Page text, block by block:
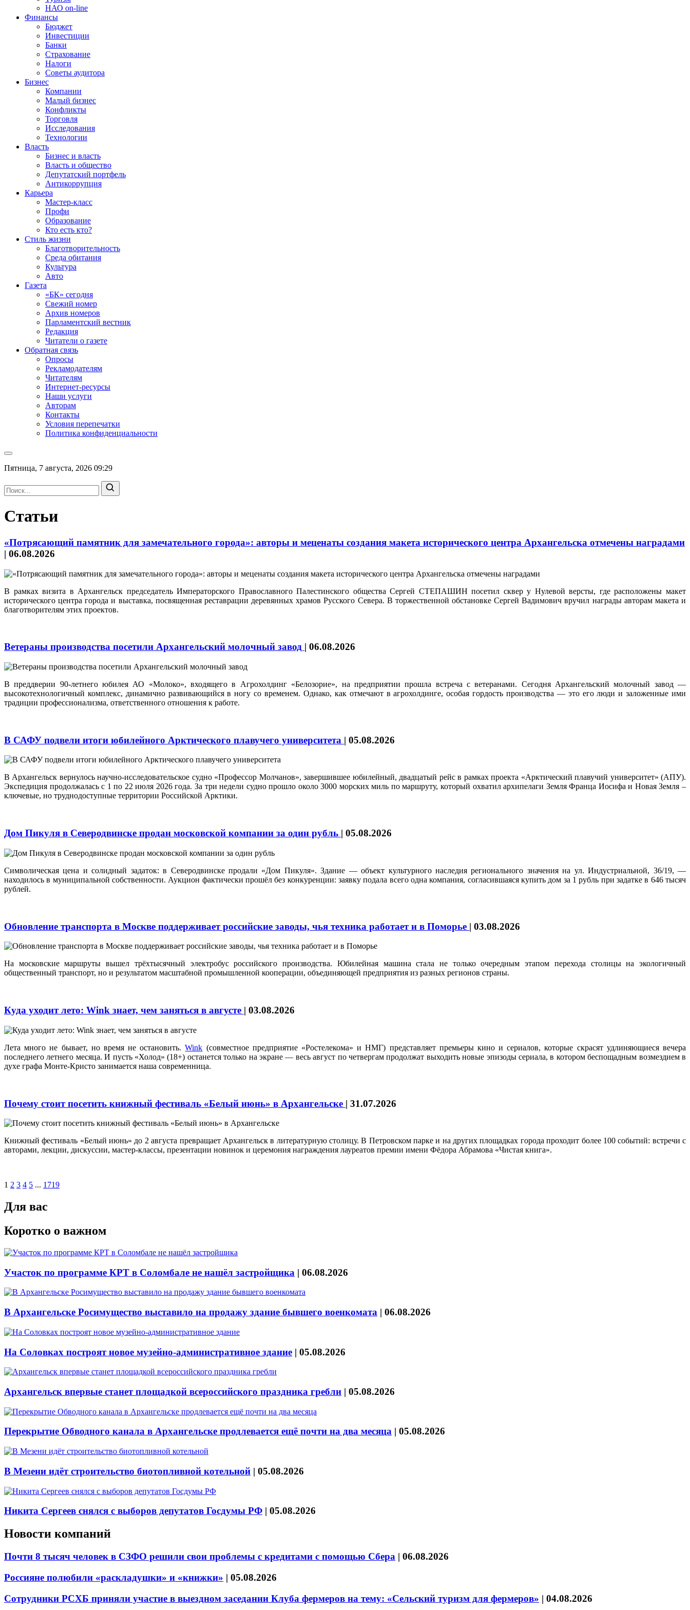
НАО on-line
Финансы
Бюджет
Инвестиции
Банки
Страхование
Налоги
Советы аудитора
Бизнес
Компании
Малый бизнес
Конфликты
Торговля
Исследования
Технологии
Власть
Бизнес и власть
Власть и общество
Депутатский портфель
Антикоррупция
Карьера
Мастер-класс
Профи
Образование
Кто есть кто?
Стиль жизни
Благотворительность
Среда обитания
Культура
Авто
Газета
«БК» сегодня
Свежий номер
Архив номеров
Парламентский вестник
Редакция
Читатели о газете
Обратная связь
Опросы
Рекламодателям
Читателям
Интернет-ресурсы
Наши услуги
Авторам
Контакты
Условия перепечатки
Политика конфиденциальности
Пятница, 7 августа, 2026 09:29
Статьи
«Потрясающий памятник для замечательного города»: авторы и меценаты создания макета исторического центра Архангельска отмечены наградами
| 06.08.2026
В рамках визита в Архангельск председатель Императорского Православного Палестинского общества Сергей СТЕПАШИН посетил сквер у Нулевой версты, где расположены макет
исторического центра города и выставка, посвященная реставрации деревянных храмов Русского Севера. В торжественной обстановке Сергей Вадимович вручил награды авторам макета и
благотворителям этих проектов.
Ветераны производства посетили Архангельский молочный завод | 06.08.2026
В преддверии 90-летнего юбилея АО «Молоко», входящего в Агрохолдинг «Белозорие», на предприятии прошла встреча с ветеранами. Сегодня Архангельский молочный завод —
высокотехнологичный комплекс, динамично развивающийся в ногу со временем. Однако, как отмечают в агрохолдинге, особая гордость производства — это его люди и заложенные ими
традиции профессионализма, ответственного отношения к работе.
В САФУ подвели итоги юбилейного Арктического плавучего университета | 05.08.2026
В Архангельск вернулось научно-исследовательское судно «Профессор Молчанов», завершившее юбилейный, двадцатый рейс в рамках проекта «Арктический плавучий университет» (АПУ).
Экспедиция продолжалась с 1 по 22 июля 2026 года. За три недели судно прошло около 3000 морских миль по маршруту, который охватил архипелаги Земля Франца Иосифа и Новая Земля –
ключевые, но труднодоступные территории Российской Арктики.
Дом Пикуля в Северодвинске продан московской компании за один рубль | 05.08.2026
Символическая цена и солидный задаток: в Северодвинске продали «Дом Пикуля». Здание — объект культурного наследия регионального значения на ул. Индустриальной, 36/19, —
находилось в муниципальной собственности. Аукцион фактически прошёл без конкуренции: заявку подала всего одна компания, согласившаяся купить дом за 1 рубль при задатке в 646 тысяч
рублей.
Обновление транспорта в Москве поддерживает российские заводы, чья техника работает и в Поморье | 03.08.2026
На московские маршруты вышел трёхтысячный электробус российского производства. Юбилейная машина стала не только очередным этапом перехода столицы на экологичный
общественный транспорт, но и результатом масштабной промышленной кооперации, объединяющей предприятия из разных регионов страны.
Куда уходит лето: Wink знает, чем заняться в августе | 03.08.2026
Лета много не бывает, но время не остановить.Wink (совместное предприятие «Ростелекома» и НМГ) представляет премьеры кино и сериалов, которые скрасят удлиняющиеся вечера
последнего летнего месяца. И пусть «Холод» (18+) останется только на экране — весь август по четвергам продолжат выходить новые эпизоды сериала, в котором беспощадным возмездием в
духе графа Монте-Кристо занимается наша современница.
Почему стоит посетить книжный фестиваль «Белый июнь» в Архангельске | 31.07.2026
Книжный фестиваль «Белый июнь» до 2 августа превращает Архангельск в литературную столицу. В Петровском парке и на других площадках города проходит более 100 событий: встречи с
авторами, лекции, дискуссии, мастер‑классы, презентации новинок и церемония награждения лауреатов премии имени Фёдора Абрамова «Чистая книга».
1 2 3 4 5 ... 1719
Для вас
Коротко о важном
Участок по программе КРТ в Соломбале не нашёл застройщика | 06.08.2026
В Архангельске Росимущество выставило на продажу здание бывшего военкомата | 06.08.2026
На Соловках построят новое музейно-административное здание | 05.08.2026
Архангельск впервые станет площадкой всероссийского праздника гребли | 05.08.2026
Перекрытие Обводного канала в Архангельске продлевается ещё почти на два месяца | 05.08.2026
В Мезени идёт строительство биотопливной котельной | 05.08.2026
Никита Сергеев снялся с выборов депутатов Госдумы РФ | 05.08.2026
Новости компаний
Почти 8 тысяч человек в СЗФО решили свои проблемы с кредитами с помощью Сбера | 06.08.2026
Россияне полюбили «раскладушки» и «книжки» | 05.08.2026
Сотрудники РСХБ приняли участие в выездном заседании Клуба фермеров на тему: «Сельский туризм для фермеров» | 04.08.2026